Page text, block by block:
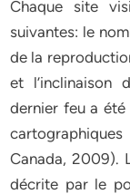
Chaque site
suivantes: le
de la
et l’inclinaison
dernier feu a été
Canada, 2009).
décrite par le